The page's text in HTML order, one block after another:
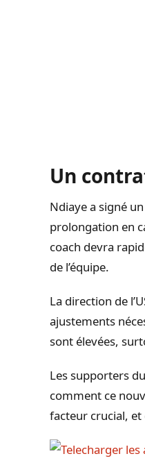
Un
Ndiaye a signé
prolongation en
coach devra
de l’équipe.
La direction de
ajustements
sont élevées,
Les supporters
comment ce
facteur crucial,